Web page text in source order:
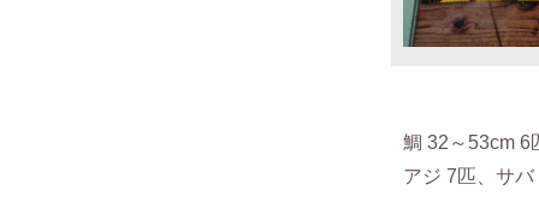
鯛 32～53cm 6
アジ 7匹、サバ